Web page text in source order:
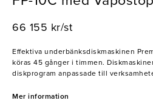
66 155 kr/st
Effektiva underbänksdiskmaskinen
köras 45 gånger i timmen.
diskprogram anpassade till
färdig för att installeras med ett
Mer information